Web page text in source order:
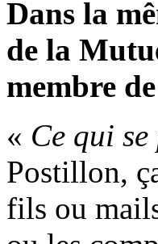
Dans la
de la
membre
« Ce qui
Postillon,
fils ou